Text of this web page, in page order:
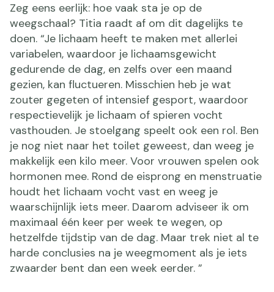
Zeg eens eerlijk: hoe vaak sta je op de
weegschaal? Titia raadt af om dit dagelijks te
doen. “Je lichaam heeft te maken met allerlei
variabelen, waardoor je lichaamsgewicht
gedurende de dag, en zelfs over een maand
gezien, kan fluctueren. Misschien heb je wat
zouter gegeten of intensief gesport, waardoor
respectievelijk je lichaam of spieren vocht
vasthouden. Je stoelgang speelt ook een rol. Ben
je nog niet naar het toilet geweest, dan weeg je
makkelijk een kilo meer. Voor vrouwen spelen ook
hormonen mee. Rond de eisprong en menstruatie
houdt het lichaam vocht vast en weeg je
waarschijnlijk iets meer. Daarom adviseer ik om
maximaal één keer per week te wegen, op
hetzelfde tijdstip van de dag. Maar trek niet al te
harde conclusies na je weegmoment als je iets
zwaarder bent dan een week eerder. ”